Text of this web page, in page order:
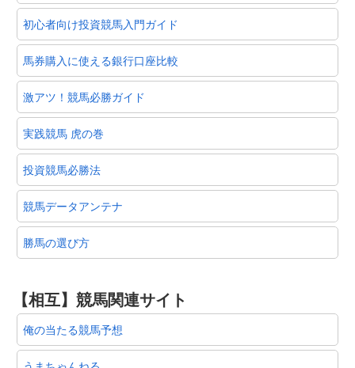
初心者向け投資競馬入門ガイド
馬券購入に使える銀行口座比較
激アツ！競馬必勝ガイド
実践競馬 虎の巻
投資競馬必勝法
競馬データアンテナ
勝馬の選び方
【相互】競馬関連サイト
俺の当たる競馬予想